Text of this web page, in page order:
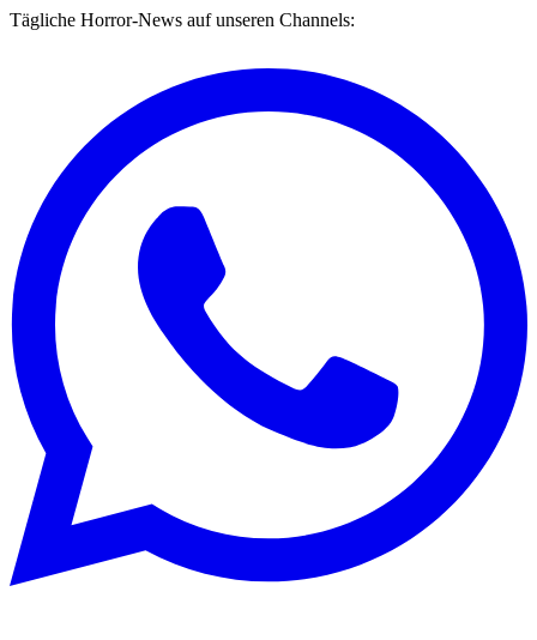
Tägliche Horror-News auf unseren Channels: